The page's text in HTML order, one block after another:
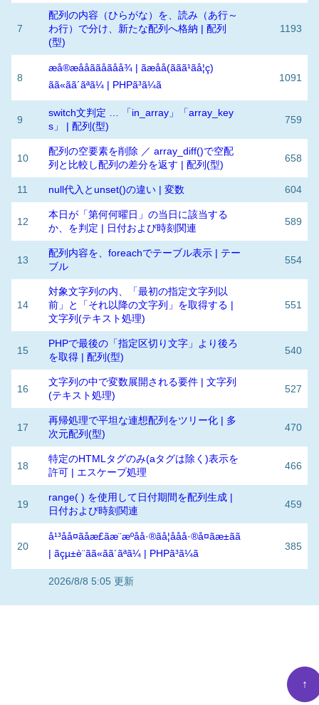
7
配列の内容（ひらがな）を、読み（あ行～
わ行）で分け、新たな配列へ格納 | 配列
(型)
1193
8
æå®æå­åããåãåå¾ | ãæå­å(ãã­ã¹ãå¦ç)
ãã«ãã´ãªã¼ | PHPã³ã¼ã
1091
9
switch文判定 … 「in_array」「array_key
s」 | 配列(型)
759
10
配列の空要素を削除 ／ array_diff()で空配
列と比較し配列の差分を返す | 配列(型)
658
11 null代入とunset()の違い | 変数 604
12
本日が「第何何曜日」の当日に該当する
か、を判定 | 日付および時刻関連
589
13
配列内容を、foreachでテーブル表示 | テー
ブル
554
14
対象文字列の内、「最初の指定文字列以
前」と「それ以降の文字列」を取得する |
文字列(テキスト処理)
551
15
PHPで最後の「指定区切り文字」より後ろ
を取得 | 配列(型)
540
16
文字列の中で変数展開される要件 | 文字列
(テキスト処理)
527
17
再帰処理で平坦な連想配列をツリー化 | 多
次元配列(型)
470
18
特定のHTMLタグのみ(aタグは除く)表示を
許可 | エスケープ処理
466
19
range( ) を使用して日付期間を配列生成 |
日付および時刻関連
459
20
å¹³åå¤ãåæ£ãæ¨æºåå·®ãå­¦ååå·®å¤ãæ±ãã
| ãçµ±è¨ãã«ãã´ãªã¼ | PHPã³ã¼ã
385
2026/8/8 5:05 更新
↑